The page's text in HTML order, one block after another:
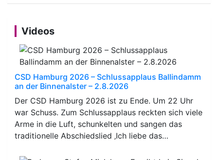
Videos
CSD Hamburg 2026 – Schlussapplaus Ballindamm
an der Binnenalster – 2.8.2026
Der CSD Hamburg 2026 ist zu Ende. Um 22 Uhr
war Schuss. Zum Schlussapplaus reckten sich viele
Arme in die Luft, schunkelten und sangen das
traditionelle Abschiedslied ‚Ich liebe das…